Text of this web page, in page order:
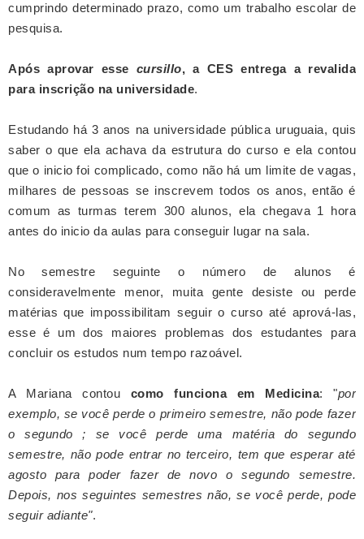
cumprindo determinado prazo, como um trabalho escolar de
pesquisa.
Após aprovar esse cursillo, a CES entrega a revalida
para inscrição na universidade.
Estudando há 3 anos na universidade pública uruguaia, quis
saber o que ela achava da estrutura do curso e ela contou
que o inicio foi complicado, como não há um limite de vagas,
milhares de pessoas se inscrevem todos os anos, então é
comum as turmas terem 300 alunos, ela chegava 1 hora
antes do inicio da aulas para conseguir lugar na sala.
No semestre seguinte o número de alunos é
consideravelmente menor, muita gente desiste ou perde
matérias que impossibilitam seguir o curso até aprová-las,
esse é um dos maiores problemas dos estudantes para
concluir os estudos num tempo razoável.
A Mariana contou como funciona em Medicina: "por
exemplo, se você perde o primeiro semestre, não pode fazer
o segundo ; se você perde uma matéria do segundo
semestre, não pode entrar no terceiro, tem que esperar até
agosto para poder fazer de novo o segundo semestre.
Depois, nos seguintes semestres não, se você perde, pode
seguir adiante".